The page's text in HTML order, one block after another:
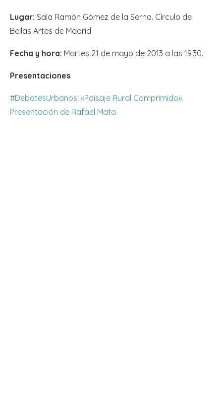
Lugar: Sala Ramón Gómez de la Serna. Círculo de
Bellas Artes de Madrid
Fecha y hora: Martes 21 de mayo de 2013 a las 19.30.
Presentaciones
#DebatesUrbanos: «Paisaje Rural Comprimido».
Presentación de Rafael Mata